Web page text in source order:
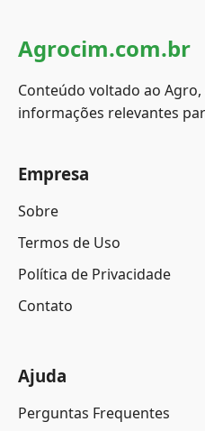
Agrocim.com.br
Conteúdo voltado ao
informações relevantes
Empresa
Sobre
Termos de Uso
Política de Privacidade
Contato
Ajuda
Perguntas Frequentes